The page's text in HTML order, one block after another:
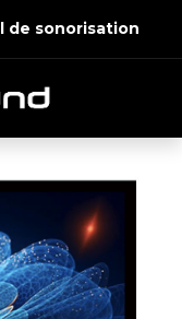
de sonorisation